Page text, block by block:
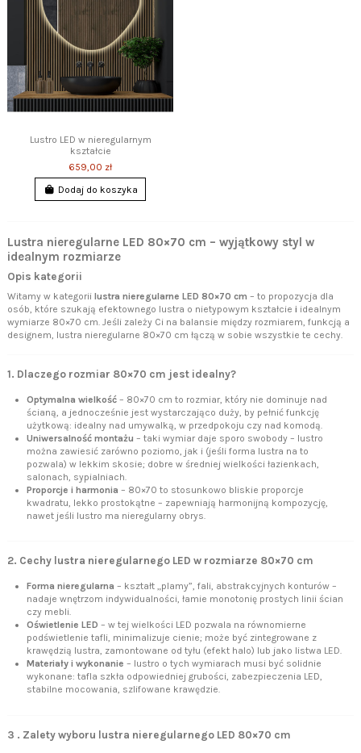
Lustro LED w nieregularnym
kształcie
659,00 zł
Dodaj do koszyka
Lustra nieregularne LED 80×70 cm – wyjątkowy styl w
idealnym rozmiarze
Opis kategorii
Witamy w kategorii lustra nieregularne LED 80×70 cm – to propozycja dla
osób, które szukają efektownego lustra o nietypowym kształcie i idealnym
wymiarze 80×70 cm. Jeśli zależy Ci na balansie między rozmiarem, funkcją a
designem, lustra nieregularne 80×70 cm łączą w sobie wszystkie te cechy.
1. Dlaczego rozmiar 80×70 cm jest idealny?
Optymalna wielkość – 80×70 cm to rozmiar, który nie dominuje nad
ścianą, a jednocześnie jest wystarczająco duży, by pełnić funkcję
użytkową: idealny nad umywalką, w przedpokoju czy nad komodą.
Uniwersalność montażu – taki wymiar daje sporo swobody – lustro
można zawiesić zarówno poziomo, jak i (jeśli forma lustra na to
pozwala) w lekkim skosie; dobre w średniej wielkości łazienkach,
salonach, sypialniach.
Proporcje i harmonia – 80×70 to stosunkowo bliskie proporcje
kwadratu, lekko prostokątne – zapewniają harmonijną kompozycję,
nawet jeśli lustro ma nieregularny obrys.
2. Cechy lustra nieregularnego LED w rozmiarze 80×70 cm
Forma nieregularna – kształt „plamy”, fali, abstrakcyjnych konturów –
nadaje wnętrzom indywidualności, łamie monotonię prostych linii ścian
czy mebli.
Oświetlenie LED – w tej wielkości LED pozwala na równomierne
podświetlenie tafli, minimalizuje cienie; może być zintegrowane z
krawędzią lustra, zamontowane od tyłu (efekt halo) lub jako listwa LED.
Materiały i wykonanie – lustro o tych wymiarach musi być solidnie
wykonane: tafla szkła odpowiedniej grubości, zabezpieczenia LED,
stabilne mocowania, szlifowane krawędzie.
3 . Zalety wyboru lustra nieregularnego LED 80×70 cm